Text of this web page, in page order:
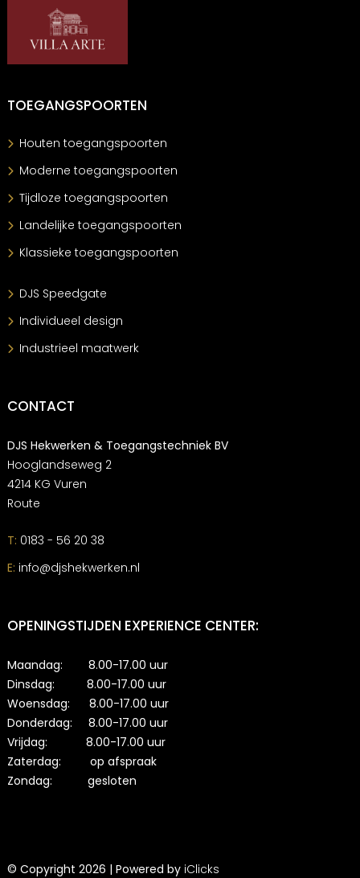
TOEGANGSPOORTEN
Houten toegangspoorten
Moderne toegangspoorten
Tijdloze toegangspoorten
Landelijke toegangspoorten
Klassieke toegangspoorten
DJS Speedgate
Individueel design
Industrieel maatwerk
CONTACT
DJS Hekwerken & Toegangstechniek BV
Hooglandseweg 2
4214 KG Vuren
Route
T: 0183 - 56 20 38
E: info@djshekwerken.nl
OPENINGSTIJDEN EXPERIENCE CENTER:
Maandag: 8.00-17.00 uur
Dinsdag: 8.00-17.00 uur
Woensdag: 8.00-17.00 uur
Donderdag: 8.00-17.00 uur
Vrijdag: 8.00-17.00 uur
Zaterdag: op afspraak
Zondag: gesloten
© Copyright 2026 | Powered by iClicks